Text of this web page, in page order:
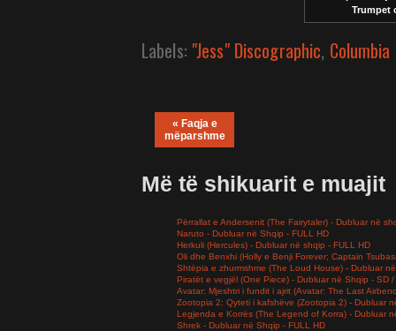
Trumpet
Labels: "Jess" Discographic,
« Faqja e
mëparshme
Më të shikuarit e muajit
Përrallat e Andersenit (The Fairytaler) - Dubluar në
Naruto - Dubluar në Shqip - FULL HD
Herkuli (Hercules) - Dubluar në shqip - FULL HD
Oli dhe Benxhi (Holly e Benji Forever; Captain
Shtëpia e zhurmshme (The Loud House) - Dubluar
Piratët e vegjël (One Piece) - Dubluar në Shqip - SD /
Avatar: Mjeshtri i fundit i ajrit (Avatar: The Last
Zootopia 2: Qyteti i kafshëve (Zootopia 2) - Dubluar
Legjenda e Korrës (The Legend of Korra) - Dubluar
Shrek - Dubluar në Shqip - FULL HD